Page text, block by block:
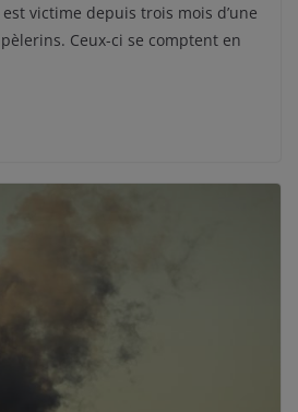
victime depuis trois mois d’une
Ceux-ci se comptent en